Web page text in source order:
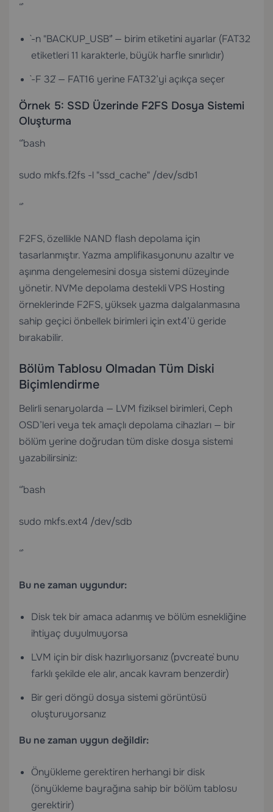
“`
`-n "BACKUP_USB"` — birim etiketini ayarlar (FAT32
etiketleri 11 karakterle, büyük harfle sınırlıdır)
`-F 32` — FAT16 yerine FAT32’yi açıkça seçer
Örnek 5: SSD Üzerinde F2FS Dosya Sistemi
Oluşturma
“`bash
sudo mkfs.f2fs -l "ssd_cache" /dev/sdb1
“`
F2FS, özellikle NAND flash depolama için
tasarlanmıştır. Yazma amplifikasyonunu azaltır ve
aşınma dengelemesini dosya sistemi düzeyinde
yönetir. NVMe depolama destekliVPS Hosting
örneklerinde F2FS, yüksek yazma dalgalanmasına
sahip geçici önbellek birimleri için ext4’ü geride
bırakabilir.
Bölüm Tablosu Olmadan Tüm Diski
Biçimlendirme
Belirli senaryolarda — LVM fiziksel birimleri, Ceph
OSD’leri veya tek amaçlı depolama cihazları — bir
bölüm yerine doğrudan tüm diske dosya sistemi
yazabilirsiniz:
“`bash
sudo mkfs.ext4 /dev/sdb
“`
Bu ne zaman uygundur:
Disk tek bir amaca adanmış ve bölüm esnekliğine
ihtiyaç duyulmuyorsa
LVM için bir disk hazırlıyorsanız (`pvcreate` bunu
farklı şekilde ele alır, ancak kavram benzerdir)
Bir geri döngü dosya sistemi görüntüsü
oluşturuyorsanız
Bu ne zaman uygun değildir:
Önyükleme gerektiren herhangi bir disk
(önyükleme bayrağına sahip bir bölüm tablosu
gerektirir)